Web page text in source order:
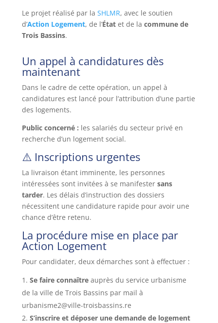
Le projet réalisé par la SHLMR, avec le soutien
d’Action Logement, de l’Étatet de la commune de
Trois Bassins.
Un appel à candidatures dès
maintenant
Dans le cadre de cette opération, un appel à
candidatures est lancé pour l’attribution d’une partie
des logements.
Public concerné : les salariés du secteur privé en
recherche d’un logement social.
⚠️ Inscriptions urgentes
La livraison étant imminente, les personnes
intéressées sont invitées à se manifester sans
tarder. Les délais d’instruction des dossiers
nécessitent une candidature rapide pour avoir une
chance d’être retenu.
La procédure mise en place par
Action Logement
Pour candidater, deux démarches sont à effectuer :
Se faire connaîtreauprès du service urbanisme
de la ville de Trois Bassins par mail à
urbanisme2@ville-troisbassins.re
S’inscrire et déposer une demande de logement